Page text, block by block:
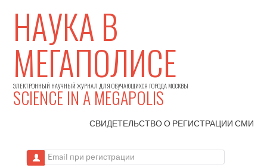
НАУКА В
МЕГАПОЛИСЕ
ЭЛЕКТРОННЫЙ НАУЧНЫЙ ЖУРНАЛ ДЛЯ ОБУЧАЮЩИХСЯ ГОРОДА МОСКВЫ
SCIENCE IN A MEGAPOLIS
СВИДЕТЕЛЬСТВО О РЕГИСТРАЦИИСМИ
Email при регистрации